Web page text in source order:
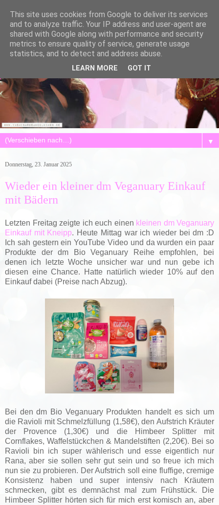
▼
Donnerstag, 23. Januar 2025
Wieder ein kleiner dm Veganuary Einkauf
mit Bädern
Letzten Freitag zeigte ich euch einen kleinen dm Veganuary
Einkauf mit Kneipp. Heute Mittag war ich wieder bei dm :D
Ich sah gestern ein YouTube Video und da wurden ein paar
Produkte der dm Bio Veganuary Reihe empfohlen, bei
denen ich letzte Woche unsicher war und nun gebe ich
diesen eine Chance. Hatte natürlich wieder 10% auf den
Einkauf dabei (Preise nach Abzug).
Bei den dm Bio Veganuary Produkten handelt es sich um
die Ravioli mit Schmelzfüllung (1,58€), den Aufstrich Kräuter
der Provence (1,30€) und die Himbeer Splitter mit
Cornflakes, Waffelstückchen & Mandelstiften (2,20€). Bei so
Ravioli bin ich super wählerisch und esse eigentlich nur
Rana, aber sie sollen sehr gut sein und so freue ich mich
nun sie zu probieren. Der Aufstrich soll eine fluffige, cremige
Konsistenz haben und super intensiv nach Kräutern
schmecken, gibt es demnächst mal zum Frühstück. Die
Himbeer Splitter hörten sich für mich erst komisch an, aber
This site uses cookies from Google to deliver its services
and to analyze traffic. Your IP address and user-agent are
shared with Google along with performance and security
metrics to ensure quality of service, generate usage
statistics, and to detect and address abuse.
LEARN MORE GOT IT